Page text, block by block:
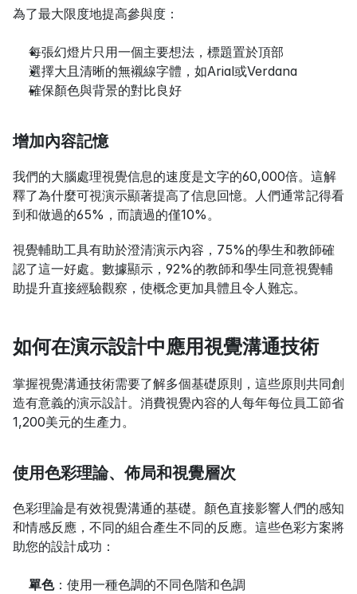
為了最大限度地提高參與度：
每張幻燈片只用一個主要想法，標題置於頂部
選擇大且清晰的無襯線字體，如Arial或Verdana
確保顏色與背景的對比良好
增加內容記憶
我們的大腦處理視覺信息的速度是文字的60,000倍。這解
釋了為什麼可視演示顯著提高了信息回憶。人們通常記得看
到和做過的65%，而讀過的僅10%。
視覺輔助工具有助於澄清演示內容，75%的學生和教師確
認了這一好處。數據顯示，92%的教師和學生同意視覺輔
助提升直接經驗觀察，使概念更加具體且令人難忘。
如何在演示設計中應用視覺溝通技術
掌握視覺溝通技術需要了解多個基礎原則，這些原則共同創
造有意義的演示設計。消費視覺內容的人每年每位員工節省
1,200美元的生產力。
使用色彩理論、佈局和視覺層次
色彩理論是有效視覺溝通的基礎。顏色直接影響人們的感知
和情感反應，不同的組合產生不同的反應。這些色彩方案將
助您的設計成功：
單色：使用一種色調的不同色階和色調